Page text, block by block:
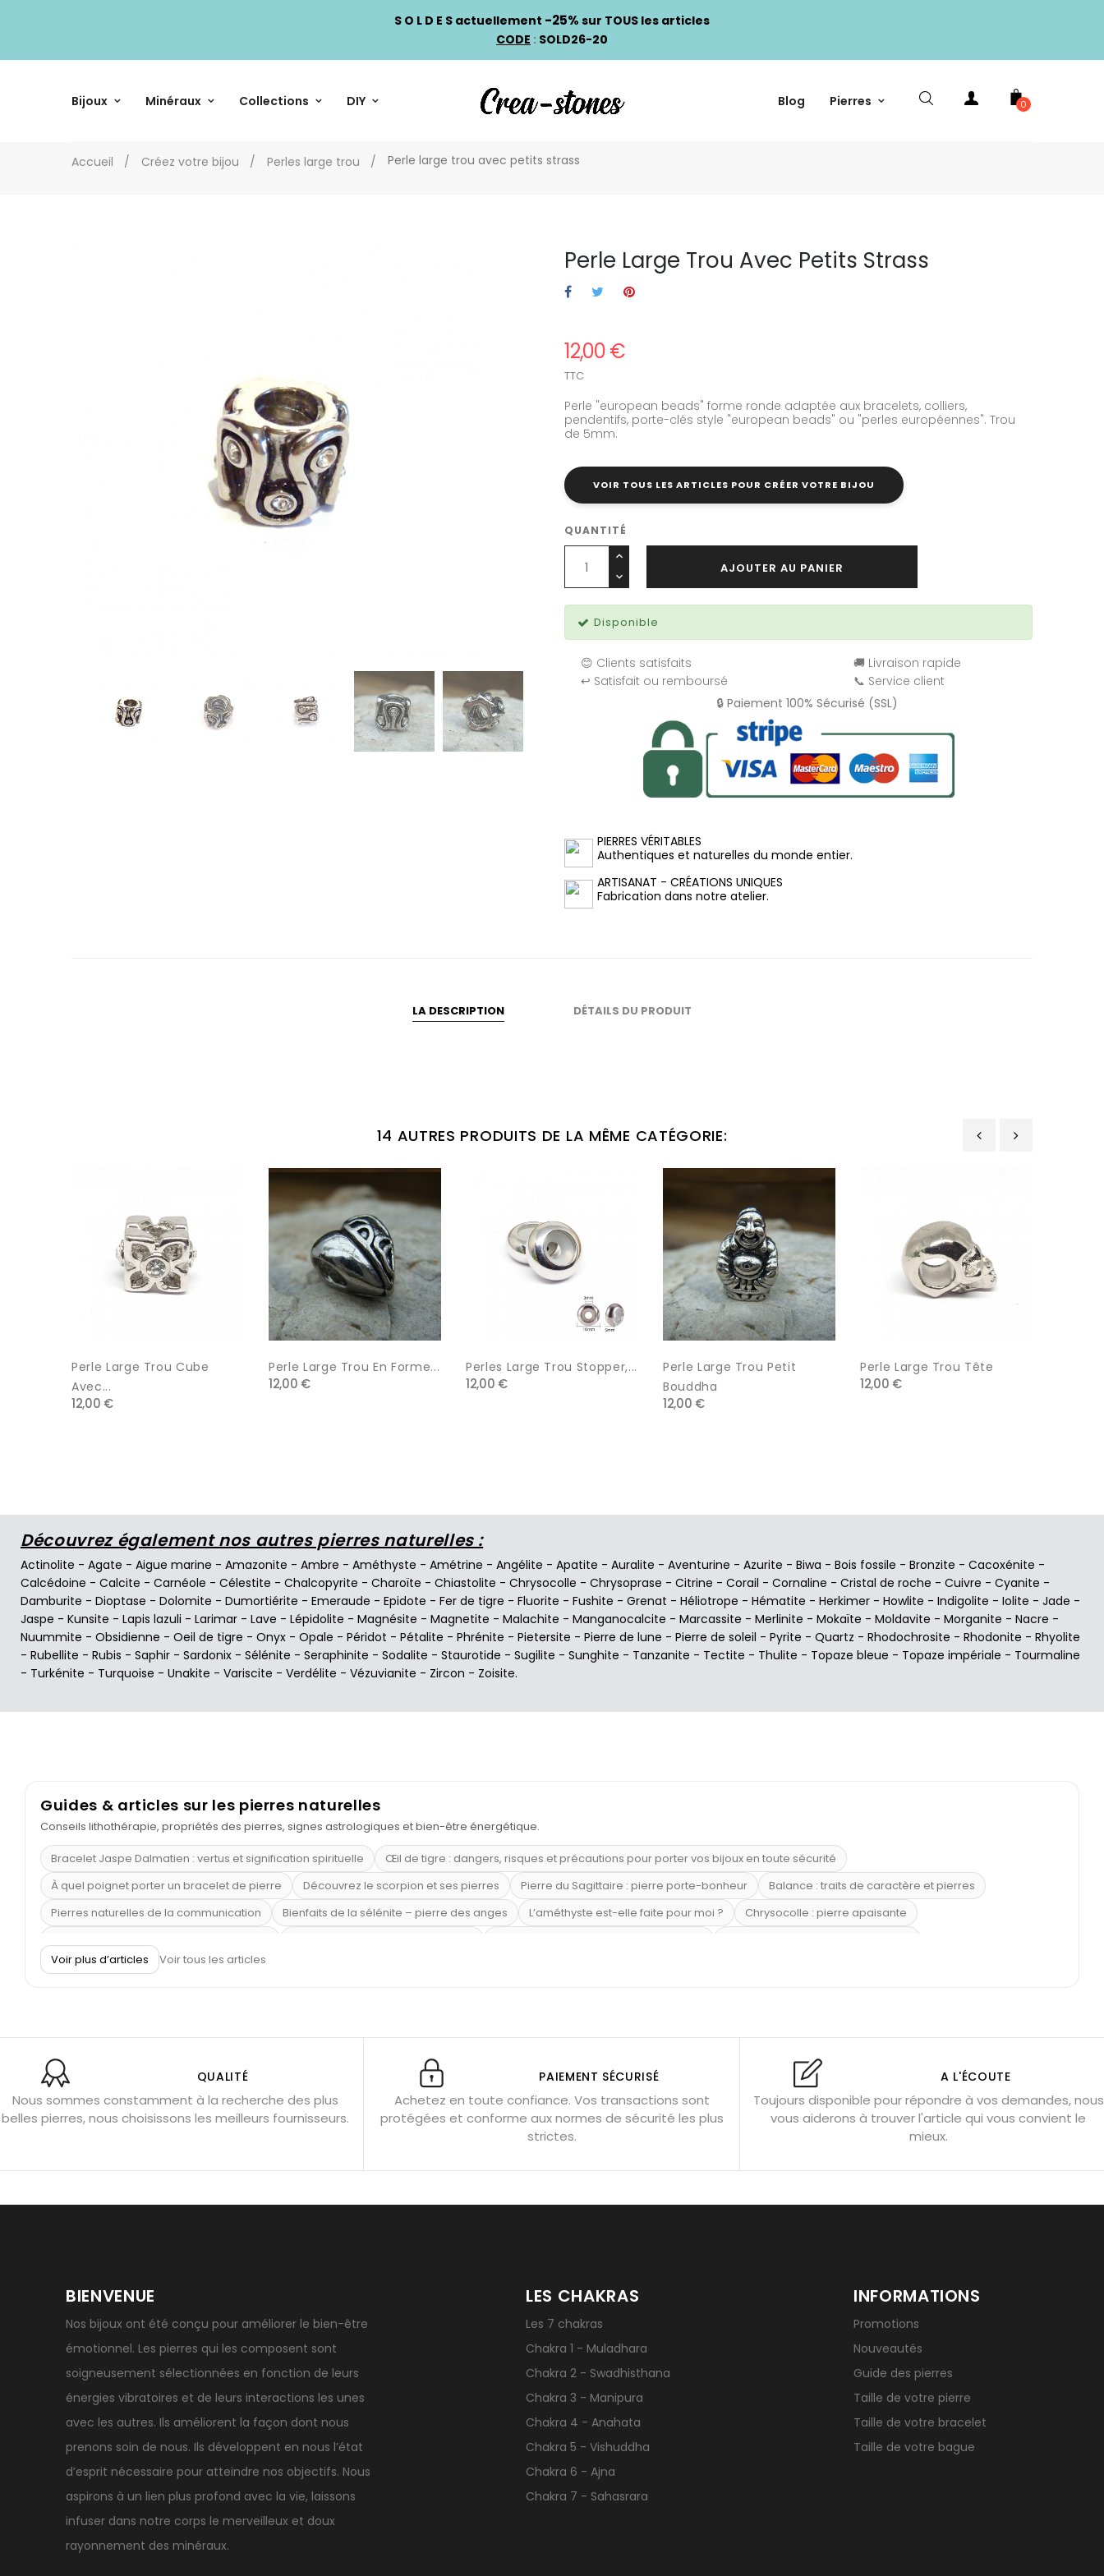
S O L D E S actuellement -25% sur TOUS les articles
CODE : SOLD26-20
Bijoux Minéraux Collections DIY Blog Pierres 0
Accueil Créez votre bijou Perles large trou Perle large trou avec petits strass
Perle Large Trou Avec Petits Strass
12,00 €
TTC
Perle "european beads" forme ronde adaptée aux bracelets, colliers,
pendentifs, porte-clés style "european beads" ou "perles européennes". Trou
de 5mm.
VOIR TOUS LES ARTICLES POUR CRÉER VOTRE BIJOU
QUANTITÉ
AJOUTER AU PANIER
Disponible
😊 Clients satisfaits
🚚 Livraison rapide
↩️ Satisfait ou remboursé
📞 Service client
🔒 Paiement 100% Sécurisé (SSL)
PIERRES VÉRITABLES
Authentiques et naturelles du monde entier.
ARTISANAT - CRÉATIONS UNIQUES
Fabrication dans notre atelier.
LA DESCRIPTION DÉTAILS DU PRODUIT
14 AUTRES PRODUITS DE LA MÊME CATÉGORIE:
Perle Large Trou Cube
Avec...
12,00 €
Perle Large Trou En Forme...
12,00 €
Perles Large Trou Stopper,...
12,00 €
Perle Large Trou Petit
Bouddha
12,00 €
Perle Large Trou Tête
12,00 €
Découvrez également nos autres pierres naturelles :
Actinolite - Agate - Aigue marine - Amazonite - Ambre - Améthyste - Amétrine - Angélite - Apatite - Auralite - Aventurine - Azurite - Biwa - Bois fossile - Bronzite - Cacoxénite -
Calcédoine - Calcite - Carnéole - Célestite - Chalcopyrite - Charoïte - Chiastolite - Chrysocolle - Chrysoprase - Citrine - Corail - Cornaline - Cristal de roche - Cuivre - Cyanite -
Damburite - Dioptase - Dolomite - Dumortiérite - Emeraude - Epidote - Fer de tigre - Fluorite - Fushite - Grenat - Héliotrope - Hématite - Herkimer - Howlite - Indigolite - Iolite - Jade -
Jaspe - Kunsite - Lapis lazuli - Larimar - Lave - Lépidolite - Magnésite - Magnetite - Malachite - Manganocalcite - Marcassite - Merlinite - Mokaïte - Moldavite - Morganite - Nacre -
Nuummite - Obsidienne - Oeil de tigre - Onyx - Opale - Péridot - Pétalite - Phrénite - Pietersite - Pierre de lune - Pierre de soleil - Pyrite - Quartz - Rhodochrosite - Rhodonite - Rhyolite
- Rubellite - Rubis - Saphir - Sardonix - Sélénite - Seraphinite - Sodalite - Staurotide - Sugilite - Sunghite - Tanzanite - Tectite - Thulite - Topaze bleue - Topaze impériale - Tourmaline
- Turkénite - Turquoise - Unakite - Variscite - Verdélite - Vézuvianite - Zircon - Zoisite.
Guides & articles sur les pierres naturelles
Conseils lithothérapie, propriétés des pierres, signes astrologiques et bien-être énergétique.
Bracelet Jaspe Dalmatien : vertus et signification spirituelle
Œil de tigre : dangers, risques et précautions pour porter vos bijoux en toute sécurité
À quel poignet porter un bracelet de pierre
Découvrez le scorpion et ses pierres Pierre du Sagittaire : pierre porte-bonheur
Balance : traits de caractère et pierres
Pierres naturelles de la communication
Bienfaits de la sélénite – pierre des anges L’améthyste est-elle faite pour moi ?
Chrysocolle : pierre apaisante
Pierre de lave : propriétés et bienfaits
Obsidienne noire : danger ?
Guide des pierres de protection Associer l’œil de tigre Porter plusieurs bracelets de pierres
Fluorite : pierre la plus colorée
Pierres pour les examens
Pierres anti-déprime Mieux gérer ses émotions Pierres pour l’automne Bijoux de méditation
Bracelets de perles pour homme
Géode d’améthyste géante Pierres naturelles contre le stress Qu’est-ce qu’une gemme ? Signification des pierres de naissance
Voir plus d’articles Voir tous les articles
QUALITÉ
Nous sommes constamment à la recherche des plus
belles pierres, nous choisissons les meilleurs fournisseurs.
PAIEMENT SÉCURISÉ
Achetez en toute confiance. Vos transactions sont
protégées et conforme aux normes de sécurité les plus
strictes.
A L'ÉCOUTE
Toujours disponible pour répondre à vos demandes, nous
vous aiderons à trouver l'article qui vous convient le
mieux.
BIENVENUE
Nos bijoux ont été conçu pour améliorer le bien-être
émotionnel. Les pierres qui les composent sont
soigneusement sélectionnées en fonction de leurs
énergies vibratoires et de leurs interactions les unes
avec les autres. Ils améliorent la façon dont nous
prenons soin de nous. Ils développent en nous l’état
d’esprit nécessaire pour atteindre nos objectifs. Nous
aspirons à un lien plus profond avec la vie, laissons
infuser dans notre corps le merveilleux et doux
rayonnement des minéraux.
LES CHAKRAS
Les 7 chakras
Chakra 1 - Muladhara
Chakra 2 - Swadhisthana
Chakra 3 - Manipura
Chakra 4 - Anahata
Chakra 5 - Vishuddha
Chakra 6 - Ajna
Chakra 7 - Sahasrara
INFORMATIONS
Promotions
Nouveautés
Guide des pierres
Taille de votre pierre
Taille de votre bracelet
Taille de votre bague